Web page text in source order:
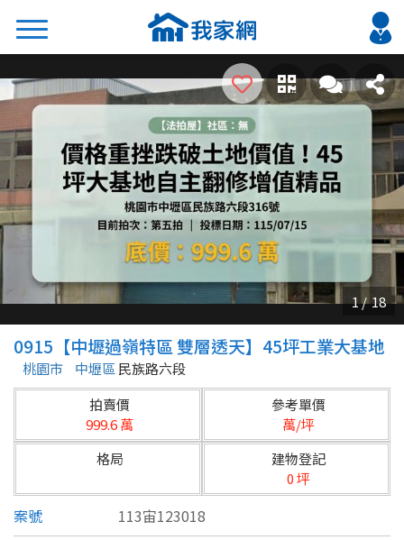
搜尋
熱門關鍵字
2026 台北降價好屋限量釋出
2026 新北降價好屋限量釋出
2026 台中降價好屋限量釋出
2026 台南降價好屋限量釋出
2026 高雄降價好屋限量釋出
縣市
不限
台北市
基隆市
宜蘭縣
區域
0915【中壢過嶺特區 雙層透天】45坪工業大基地
桃園市 中壢區 民族路六段
拍賣價
999.6 萬
參考單價
萬/坪
格局
建物登記
0 坪
案號
113宙123018